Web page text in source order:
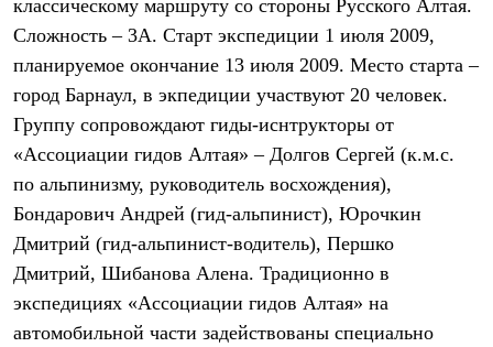
Толстовки
Брюки
Женская одежда
Утепленная пухом
Куртки
Жилеты
Утепленная синтетикой
Брюки
Штормовая одежда
Софтшелл одежда
Куртки
классическому маршруту со стороны Русского Алтая.
Сложность – 3А. Старт экспедиции 1 июля 2009,
планируемое окончание 13 июля 2009. Место старта –
город Барнаул, в экпедиции участвуют 20 человек.
Группу сопровождают гиды-иснтрукторы от
«Ассоциации гидов Алтая» – Долгов Сергей (к.м.с.
по альпинизму, руководитель восхождения),
Бондарович Андрей (гид-альпинист), Юрочкин
Дмитрий (гид-альпинист-водитель), Першко
Дмитрий, Шибанова Алена. Традиционно в
экспедициях «Ассоциации гидов Алтая» на
автомобильной части задействованы специально